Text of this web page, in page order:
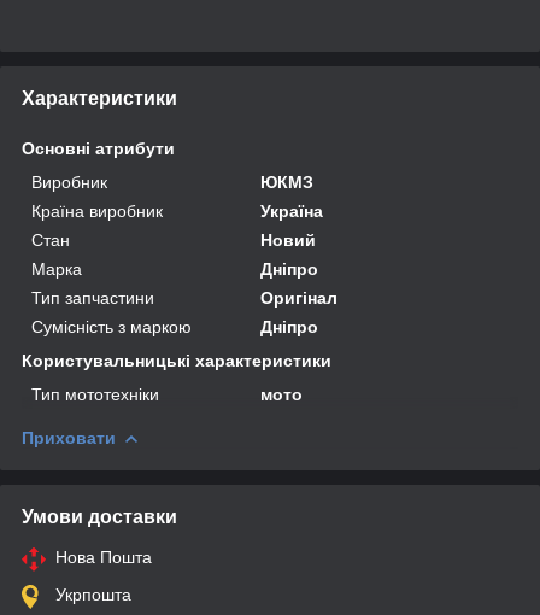
Характеристики
Основні атрибути
Виробник
ЮКМЗ
Країна виробник
Україна
Стан
Новий
Марка
Дніпро
Тип запчастини
Оригінал
Сумісність з маркою
Дніпро
Користувальницькі характеристики
Тип мототехніки
мото
Приховати
Умови доставки
Нова Пошта
Укрпошта